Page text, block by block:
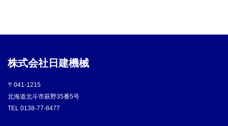
株式会社日建機械
〒041-1215
北海道北斗市萩野35番5号
TEL 0138-77-8477